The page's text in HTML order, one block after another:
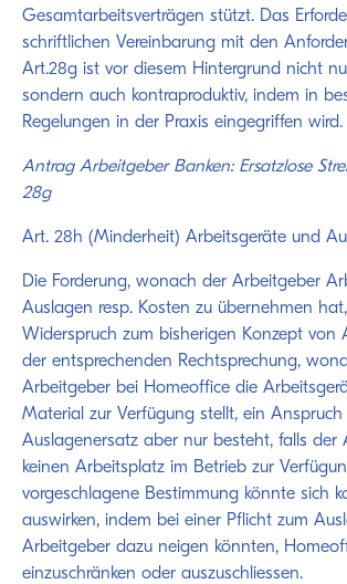
Gesamtarbeitsverträgen stützt. Das
schriftlichen Vereinbarung mit den
Art.28g ist vor diesem Hintergrund nicht
sondern auch kontraproduktiv, indem in
Regelungen in der Praxis eingegriffen wird.
Antrag Arbeitgeber Banken: Ersatzlose
28g
Art. 28h (Minderheit) Arbeitsgeräte und
Die Forderung, wonach der Arbeitgeber
Auslagen resp. Kosten zu übernehmen
Widerspruch zum bisherigen Konzept von
der entsprechenden Rechtsprechung,
Arbeitgeber bei Homeoffice die
Material zur Verfügung stellt, ein
Auslagenersatz aber nur besteht, falls der
keinen Arbeitsplatz im Betrieb zur
vorgeschlagene Bestimmung könnte sich
auswirken, indem bei einer Pflicht zum
Arbeitgeber dazu neigen könnten,
einzuschränken oder auszuschliessen.